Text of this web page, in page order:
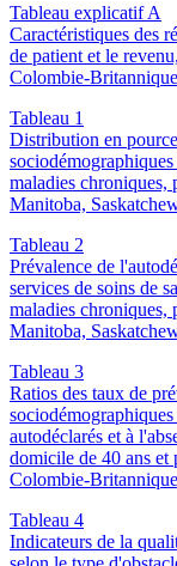
Tableau explicatif A
Caractéristiques des
de patient et le
Colombie-Britannique
Tableau 1
Distribution en
maladies chroniques,
Manitoba,
Tableau 2
Prévalence de
services de soins de
maladies chroniques,
Manitoba,
Tableau 3
Ratios des taux de
autodéclarés et à
domicile de 40 ans et
Colombie-
Tableau 4
Indicateurs de la